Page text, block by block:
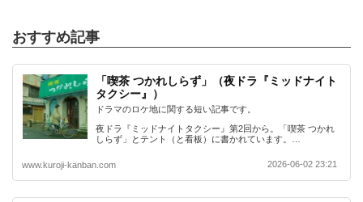
おすすめ記事
「喫茶 つかれしらず」（夜ドラ『ミッドナイト
タクシー』）
ドラマのロケ地に関する短い記事です。
夜ドラ『ミッドナイトタクシー』第2回から。「喫茶 つかれ
しらず」とテント（と看板）に書かれています。…
www.kuroji-kanban.com 2026-06-02 23:21